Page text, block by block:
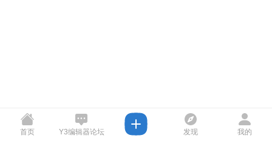
首页 Y3编辑器论坛 发现 我的